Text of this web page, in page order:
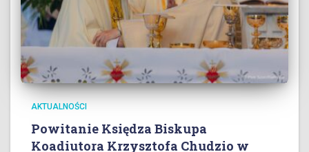
AKTUALNOŚCI
Powitanie Księdza Biskupa
Koadiutora Krzysztofa Chudzio w